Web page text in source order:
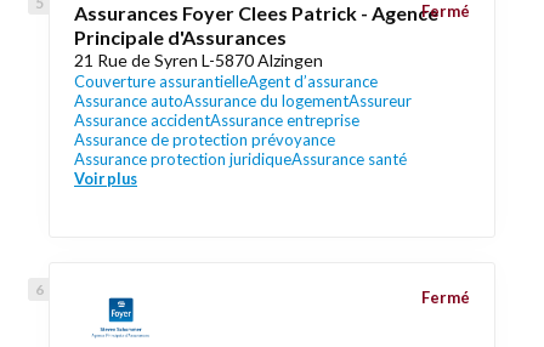
Assurances Foyer Clees Patrick - Agence
Principale d'Assurances
21 Rue de Syren L-5870 Alzingen
Couverture assurantielleAgent d’assurance
Assurance autoAssurance du logementAssureur
Assurance accidentAssurance entreprise
Assurance de protection prévoyance
Assurance protection juridiqueAssurance santé
Voir plus
Fermé
Fermé